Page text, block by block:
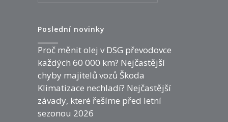
Poslední novinky
Proč měnit olej v DSG převodovce
každých 60 000 km? Nejčastější
chyby majitelů vozů Škoda
Klimatizace nechladí? Nejčastější
závady, které řešíme před letní
sezonou 2026